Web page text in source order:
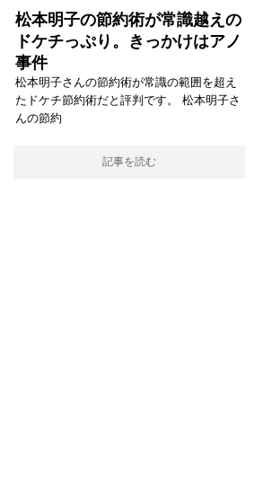
松本明子の節約術が常識越えの
ドケチっぷり。きっかけはアノ
事件
松本明子さんの節約術が常識の範囲を超え
たドケチ節約術だと評判です。 松本明子さ
んの節約
記事を読む